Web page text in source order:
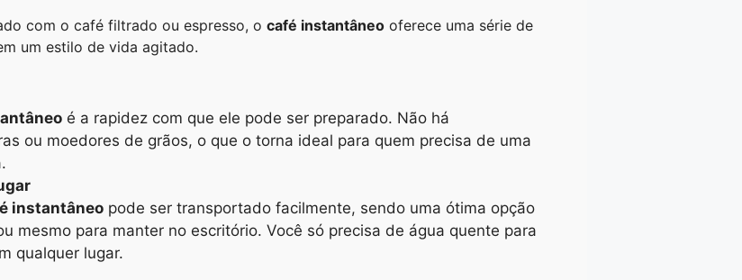
com o café filtrado ou espresso, o café instantâneo oferece uma série de
um estilo de vida agitado.
é a rapidez com que ele pode ser preparado. Não há
ou moedores de grãos, o que o torna ideal para quem precisa de uma
instantâneo pode ser transportado facilmente, sendo uma ótima opção
mesmo para manter no escritório. Você só precisa de água quente para
qualquer lugar.